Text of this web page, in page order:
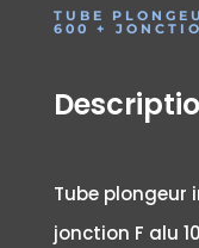
TUBE
600 +
Tube plongeur
jonction F alu